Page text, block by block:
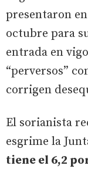
presentaron
octubre para
entrada en
“perversos”
corrigen
El sorianista
esgrime la
tiene el 6,2